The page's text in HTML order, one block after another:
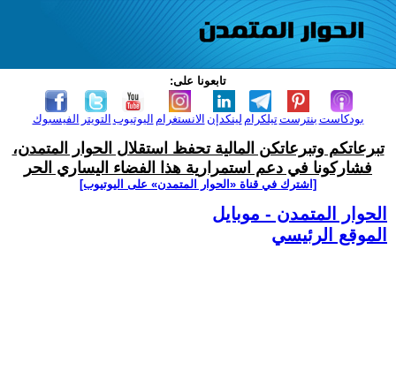
تابعونا على:
الفيسبوك التويتر اليوتيوب الانستغرام لينكدإن تيلكرامبنترست بودكاست
تبرعاتكم وتبرعاتكن المالية تحفظ استقلال الحوار المتمدن،
فشاركونا في دعم استمرارية هذا الفضاء اليساري الحر
[اشترك في قناة ‫«الحوار المتمدن» على اليوتيوب]
الحوار المتمدن - موبايل
الموقع الرئيسي